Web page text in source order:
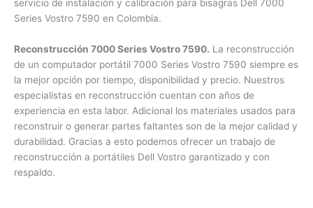
de bisagras para portátiles Dell Vostro. Adicional contamos
con servicio de instalación y calibración para bisagras Dell
Reconstrucción 7000 Series Vostro 7590.La
reconstrucción de un computador portátil 7000 Series
Vostro 7590 siempre es la mejor opción por tiempo,
disponibilidad y precio. Nuestros especialistas en
reconstrucción cuentan con años de experiencia en esta
labor. Adicional los materiales usados para reconstruir o
generar partes faltantes son de la mejor calidad y
durabilidad. Gracias a esto podemos ofrecer un trabajo de